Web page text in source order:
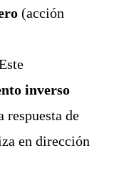
(acción
inverso
de
en dirección